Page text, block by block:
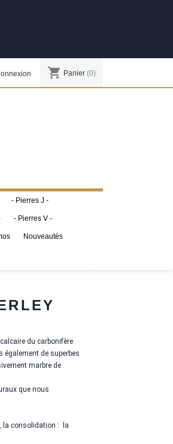
shopping_cart Panier (0)
- Pierres J -
- Pierres V -
Nouveautés
du carbonifère
également de superbes
marbre de
que nous
la consolidation :
la